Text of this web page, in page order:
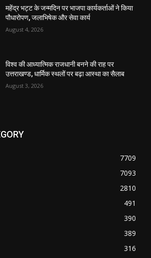
महेंद्र भट्ट के जन्मदिन पर भाजपा कार्यकर्ताओं ने किया
पौधारोपण, जलाभिषेक और सेवा कार्य
August 4, 2026
विश्व की आध्यात्मिक राजधानी बनने की राह पर
उत्तराखण्ड, धार्मिक स्थलों पर बढ़ा आस्था का सैलाब
August 3, 2026
7709
7093
2810
491
390
389
316